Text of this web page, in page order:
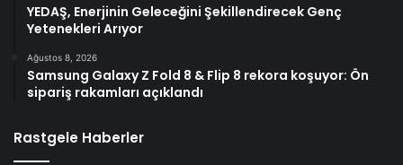
YEDAŞ, Enerjinin Geleceğini Şekillendirecek Genç
Yetenekleri Arıyor
Ağustos 8, 2026
Samsung Galaxy Z Fold 8 & Flip 8 rekora koşuyor: Ön
sipariş rakamları açıklandı
Rastgele Haberler